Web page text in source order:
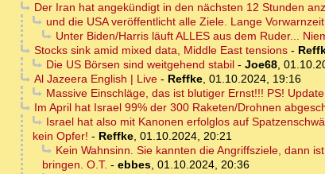
Der Iran hat angekündigt in den nächsten 12 Stunden
und die USA veröffentlicht alle Ziele. Lange
Unter Biden/Harris läuft ALLES aus dem Ruder...
Stocks sink amid mixed data, Middle East tensions-
Die US Börsen sind weitgehend stabil- Joe68,
Al Jazeera English | Live- Reffke, 01.10.2024, 19:16
Massive Einschläge, das ist blutiger Ernst!!! PS! Update
Im April hat Israel 99% der 300 Raketen/Drohnen
Israel hat also mit Kanonen erfolglos auf
kein Opfer! - Reffke, 01.10.2024, 20:21
Kein Wahnsinn. Sie kannten die Angriffsziele, dann
bringen. O.T. - ebbes, 01.10.2024, 20:36